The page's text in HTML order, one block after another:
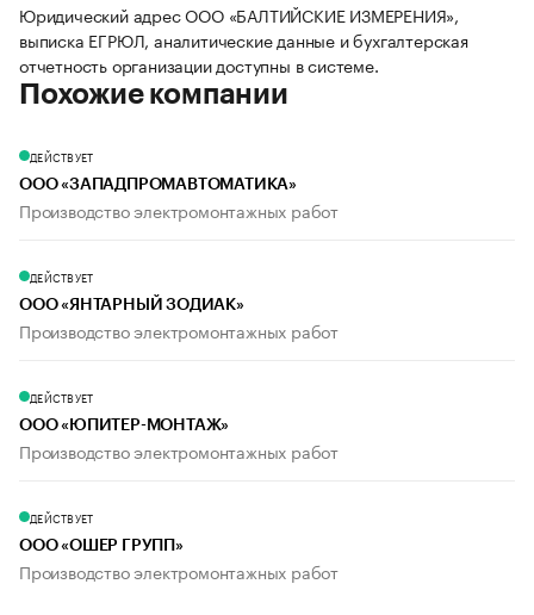
Юридический адрес ООО «БАЛТИЙСКИЕ ИЗМЕРЕНИЯ»,
выписка ЕГРЮЛ, аналитические данные и бухгалтерская
отчетность организации доступны в системе.
Похожие компании
ДЕЙСТВУЕТ
ООО «ЗАПАДПРОМАВТОМАТИКА»
Производство электромонтажных работ
ДЕЙСТВУЕТ
ООО «ЯНТАРНЫЙ ЗОДИАК»
Производство электромонтажных работ
ДЕЙСТВУЕТ
ООО «ЮПИТЕР-МОНТАЖ»
Производство электромонтажных работ
ДЕЙСТВУЕТ
ООО «ОШЕР ГРУПП»
Производство электромонтажных работ